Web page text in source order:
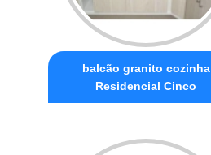
balcão granito cozinha
Residencial Cinco